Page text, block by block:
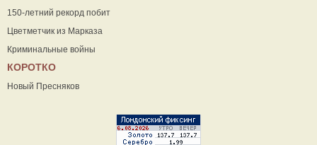
150-летний рекорд побит
Цветметчик из Марказа
Криминальные войны
КОРОТКО
Новый Пресняков